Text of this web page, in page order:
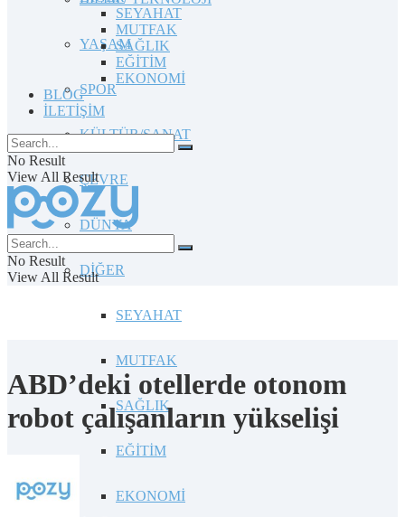
YAŞAM
SPOR
KÜLTÜR/SANAT
ÇEVRE
DÜNYA
DİĞER
SEYAHAT
MUTFAK
SAĞLIK
EĞİTİM
EKONOMİ
SEYAHAT
MUTFAK
SAĞLIK
EĞİTİM
EKONOMİ
BLOG
İLETİŞİM
No Result
View All Result
No Result
View All Result
ABD’deki otellerde otonom
robot çalışanların yükselişi